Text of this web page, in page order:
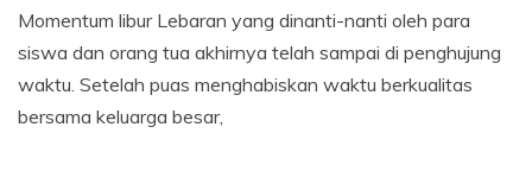
Momentum libur Lebaran yang dinanti-nanti oleh para
siswa dan orang tua akhirnya telah sampai di penghujung
waktu. Setelah puas menghabiskan waktu berkualitas
bersama keluarga besar,